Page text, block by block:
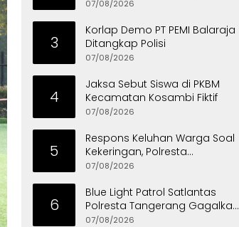
07/08/2026
3
Korlap Demo PT PEMI Balaraja
Ditangkap Polisi
07/08/2026
4
Jaksa Sebut Siswa di PKBM
Kecamatan Kosambi Fiktif
07/08/2026
5
Respons Keluhan Warga Soal
Kekeringan, Polresta
Tangerang Salurkan Bantuan
07/08/2026
6
Blue Light Patrol Satlantas
Polresta Tangerang Gagalkan
Aksi Curanmor, Dua Pria
07/08/2026